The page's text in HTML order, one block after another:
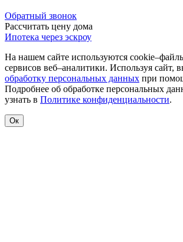
Обратный звонок
Рассчитать цену дома
Ипотека через эскроу
На нашем сайте используются
сервисов веб–аналитики. Используя сайт,
обработку персональных данных при
Подробнее об обработке персональных
узнать в Политике конфиденциальности.
Ок